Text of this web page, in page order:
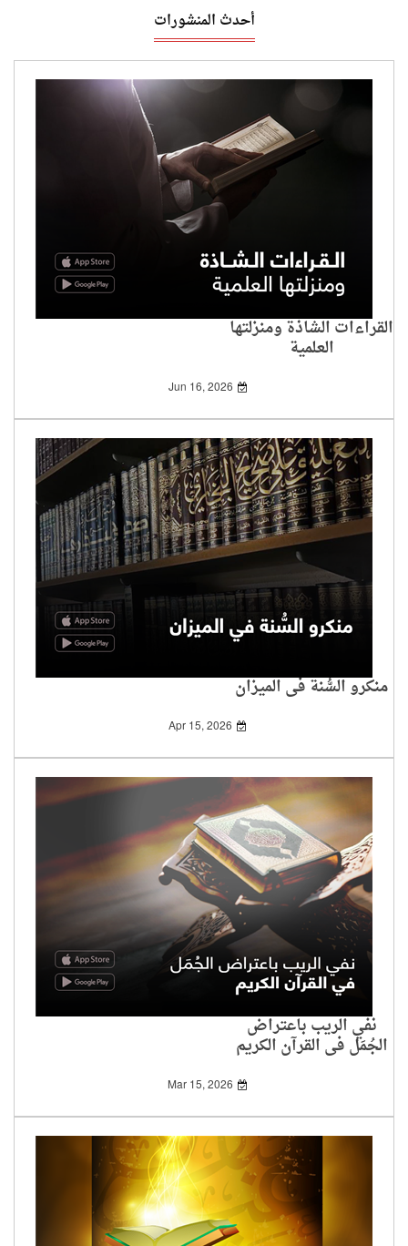
أحدث المنشورات
القراءات الشاذة ومنزلتها
العلمية
Jun 16, 2026
منكرو السُّنة في الميزان
Apr 15, 2026
نفي الريب باعتراض
الجُمَل في القرآن الكريم
Mar 15, 2026